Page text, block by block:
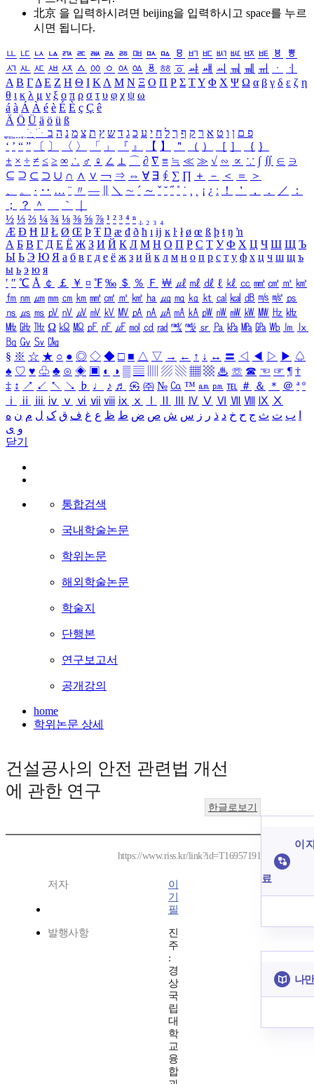
北京 을 입력하시려면 beijing을 입력하시고 space를 누르
시면 됩니다.
ㅥ ㅦ ㅧ ㅨ ㅩ ㅪ ㅫ ㅬ ㅭ ㅮ ㅯ ㅰ ㅱ ㅲ ㅳ ㅴ ㅵ ㅶ ㅷ ㅸ
ㅹ
ㅺ ㅻ ㅼ ㅽ ㅾ ㅿ ㆀ ㆁ ㆂ ㆃ ㆄ ㆅ ㆆ ㆇ ㆈ ㆉ ㆊ ㆋ ㆌ ㆍ
ㆎ
Α Β ΓΔ Ε Ζ Η Θ Ι ΚΛ Μ Ν Ξ Ο Π Ρ Σ ΤΥ Φ Χ Ψ Ω α β γ δ ε ζ η
θ ι κ λ μ ν ξ ο π ρ σ τ υ φ χ ψ ω
á à Á À é è É È ç Ç ê
Ä Ö Ü ä ö ü ß
ִֶֹ ֻּ ׁׂ פ ם ן ו ט א ר ק ף ך ל ח י ע כ ג ד ש ץ ת צ מ נ ה ב
‘ ’ “ ” 〔 〕 〈 〉 「 」 『 』 【 】 ＂ （ ） ［ ］ ｛ ｝
± × ÷ ≠ ≤ ≥ ∞ ∴ ♂ ♀ ∠ ⊥ ⌒ ∂ ∇ ≡ ≒ ≪ ≫ √ ∽ ∝ ∵ ∫ ∬ ∈ ∋
⊆ ⊇ ⊂ ⊃ ∪ ∩ ∧ ∨ ￢ ⇒ ⇔ ∀ ∃ ∮ ∑ ∏ ＋ － ＜ ＝
＞
、
。 · ‥ … ¨ 〃 ― ＼ ∼ ´ ～ ˇ ˘ ˝ ˚ ˙ ¸ ¡ ¿ ː ！ ＇ ， ． ／
：
；
？ ＾ ｀
½ ⅓ ⅔ ¼ ¾ ⅛ ⅜ ⅝ ⅞ ¹ ² ³ ⁴ ⁿ ₁ ₂ ₃ ₄
Æ Ð Ħ Ĳ Ł Ø Œ Þ Ŧ Ŋ æ đ ð ħ ı ĳ ĸ ŀ ł ø œ ß þ ŧ ŋ ŉ
А Б В Г Д Е Ё Ж З И Й К Л М Н О П Р С Т У Ф Х Ц Ч Ш Щ Ъ
Ы Ь Э Ю Я а б в г д е ё ж з и й к л м н о п р с т у ф х ц ч ш щ ъ
ы ь э ю я
′ ″ ℃ Å ￠ ￡ ￥ ¤ ℉ ‰ ＄ ％ Ｆ ￦ ㎕ ㎖ ㎗ ℓ ㎘ ㏄ ㎣ ㎤ ㎥ ㎦
㎙ ㎚ ㎛ ㎜ ㎝ ㎞ ㎟ ㎠ ㎡ ㎢ ㏊ ㎍ ㎎ ㎏ ㏏ ㎈ ㎉ ㏈ ㎧ ㎨ ㎰
㎱ ㎲ ㎳ ㎴ ㎵ ㎶ ㎷ ㎸ ㎹ ㎀ ㎁ ㎂ ㎃ ㎄ ㎺ ㎻ ㎽ ㎾ ㎿ ㎐ ㎑
㎒ ㎓ ㎔ Ω ㏀ ㏁ ㎊ ㎋ ㎌ ㏖ ㏅ ㎭ ㎮ ㎯ ㏛ ㎩ ㎪ ㎫ ㎬ ㏝ ㏐
㏓
㏃ ㏉ ㏜ ㏆
§ ※ ☆ ★ ○ ● ◎ ◇ ◆ □ ■ △ ▽ → ← ↑ ↓ ↔ 〓 ◁ ◀ ▷ ▶ ♤
♠ ♡ ♥ ♧ ♣ ⊙ ◈ ▣ ◐ ◑ ▒ ▤ ▨ ▧ ▦ ▩ ♨ ☏ ☎ ☜ ☞ ¶ †
‡ ↕ ↗ ↙ ↖ ↘ ♭ ♩ ♪ ♬ ㉿ ㈜ № ㏇ ™ ㏂ ㏘ ℡ ＃ ＆ ＊ ＠ ª º
ⅰ
ⅱ ⅲ ⅳ ⅴ ⅵ ⅶ ⅷ ⅸ ⅹ Ⅳ Ⅴ Ⅵ Ⅶ Ⅷ Ⅸ Ⅹ
ب ت ث ج ح خ د ذ ر ز س ش ص ض ط ظ ع غ ف ق ک ل م ن ه
و ی
닫기
통합검색
국내학술논문
학위논문
해외학술논문
학술지
단행본
연구보고서
공개강의
home
학위논문 상세
건설공사의 안전 관련법 개선
에 관한 연구
한글로보기
https://www.riss.kr/link?id=T16957191
저자
이
기
필
발행사항
진
주
:
경
상
국
립
대
학
교
융
합
이
료
나